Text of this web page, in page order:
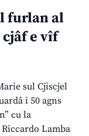
furlan al
e vîf
sul Cjiscjel
i 50 agns
cu la
Lamba